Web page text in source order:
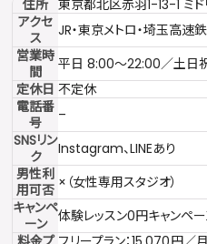
住所 東京都北区赤羽1-13-1 ミド
アクセ
ス
JR・東京メトロ・埼玉高速
営業時
間
平日 8:00〜22:00／土日
定休日 不定休
電話番
号
–
SNSリン
ク
Instagram、LINEあり
男性利
用可否 ×（女性専用スタジオ）
キャンペ
ーン
体験レッスン0円キャンペ